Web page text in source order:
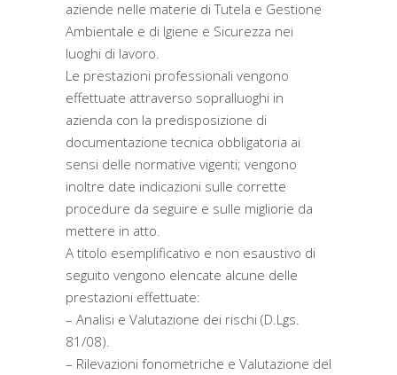
aziende nelle materie di Tutela e Gestione
Ambientale e di Igiene e Sicurezza nei
luoghi di lavoro.
Le prestazioni professionali vengono
effettuate attraverso sopralluoghi in
azienda con la predisposizione di
documentazione tecnica obbligatoria ai
sensi delle normative vigenti; vengono
inoltre date indicazioni sulle corrette
procedure da seguire e sulle migliorie da
mettere in atto.
A titolo esemplificativo e non esaustivo di
seguito vengono elencate alcune delle
prestazioni effettuate:
– Analisi e Valutazione dei rischi (D.Lgs.
81/08).
– Rilevazioni fonometriche e Valutazione del